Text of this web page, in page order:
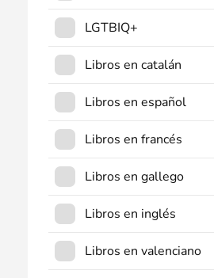
LGTBIQ+
Libros en catalán
Libros en español
Libros en francés
Libros en gallego
Libros en inglés
Libros en valenciano